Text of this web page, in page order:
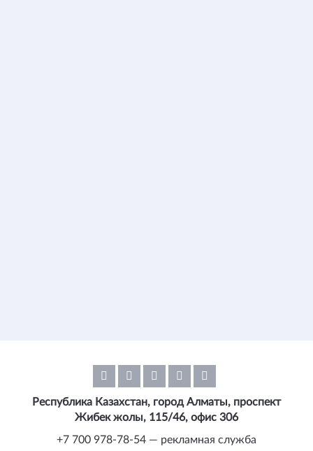
Республика Казахстан, город Алматы, проспект
Жибек жолы, 115/46, офис 306
+7 700 978-78-54 — рекламная служба